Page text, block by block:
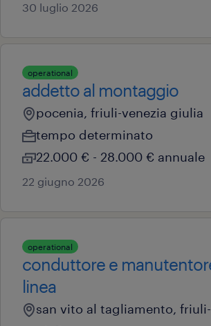
30 luglio 2026
operational
addetto al montaggio
pocenia, friuli-venezia giulia
tempo determinato
22.000 € - 28.000 € annuale
22 giugno 2026
operational
conduttore e
linea
san vito al tagliamento,